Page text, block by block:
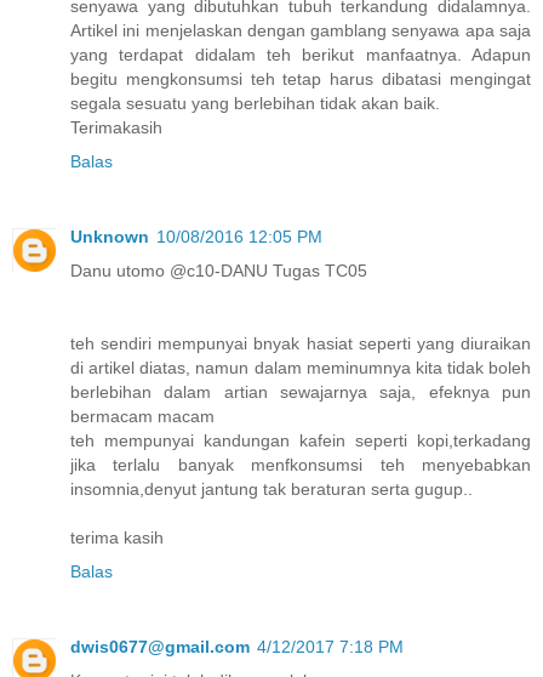
senyawa yang dibutuhkan tubuh terkandung didalamnya.
Artikel ini menjelaskan dengan gamblang senyawa apa saja
yang terdapat didalam teh berikut manfaatnya. Adapun
begitu mengkonsumsi teh tetap harus dibatasi mengingat
segala sesuatu yang berlebihan tidak akan baik.
Terimakasih
Balas
Unknown 10/08/2016 12:05 PM
Danu utomo @c10-DANU Tugas TC05
teh sendiri mempunyai bnyak hasiat seperti yang diuraikan
di artikel diatas, namun dalam meminumnya kita tidak boleh
berlebihan dalam artian sewajarnya saja, efeknya pun
bermacam macam
teh mempunyai kandungan kafein seperti kopi,terkadang
jika terlalu banyak menfkonsumsi teh menyebabkan
insomnia,denyut jantung tak beraturan serta gugup..
terima kasih
Balas
dwis0677@gmail.com 4/12/2017 7:18 PM